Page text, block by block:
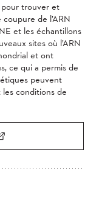
trouver et
de l’ARN
et les échantillons
sites où l’ARN
et ont
ce qui a permis de
peuvent
conditions de